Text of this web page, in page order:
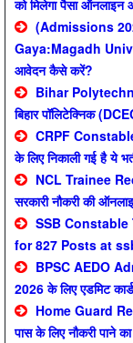
को मिलेगा पैसा
(Admissions
Gaya:Magadh
आवेदन कैसे करें?
Bihar
बिहार पॉलिटेक्निक
CRPF
के लिए निकाली गई है ये
NCL Trainee
सरकारी नौकरी की
SSB
for 827 Posts at
BPSC AEDO
2026 के लिए एडमिट
Home Guard
पास के लिए नौकरी